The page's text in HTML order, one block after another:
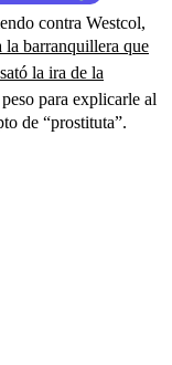
contra Westcol,
la barranquillera que
la ira de la
para explicarle al
de “prostituta”.